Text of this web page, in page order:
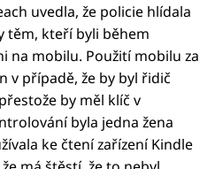
uvedla, že policie hlídala
těm, kteří byli během
na mobilu. Použití mobilu za
v případě, že by byl řidič
by měl klíč v
byla jedna žena
ke čtení zařízení Kindle